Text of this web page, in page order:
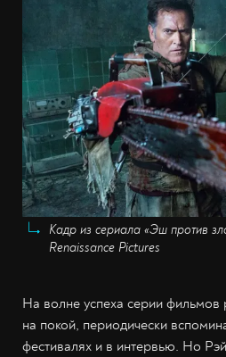
Кадр из сериала «Эш против
Renaissance Pictures
На волне успеха серии фильмов
на покой, периодически
фестивалях и в интервью. Но